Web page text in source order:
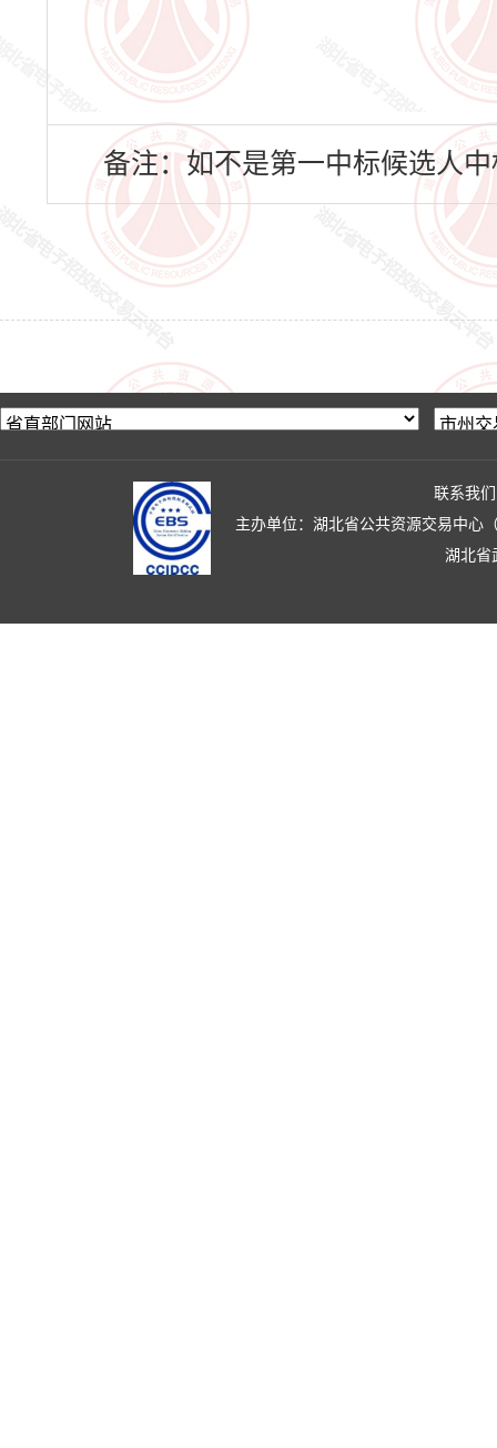
备注：如不是第一中标候选人
联系我们
主办单位：湖北省公共资源交易中心
湖北省